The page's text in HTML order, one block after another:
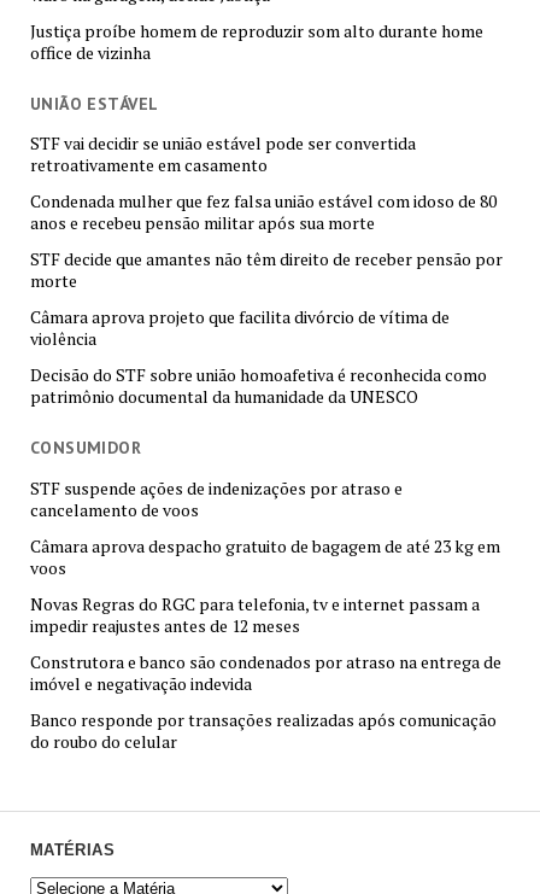
Justiça proíbe homem de reproduzir som alto durante home
office de vizinha
UNIÃO ESTÁVEL
STF vai decidir se união estável pode ser convertida
retroativamente em casamento
Condenada mulher que fez falsa união estável com idoso de 80
anos e recebeu pensão militar após sua morte
STF decide que amantes não têm direito de receber pensão por
morte
Câmara aprova projeto que facilita divórcio de vítima de
violência
Decisão do STF sobre união homoafetiva é reconhecida como
patrimônio documental da humanidade da UNESCO
CONSUMIDOR
STF suspende ações de indenizações por atraso e
cancelamento de voos
Câmara aprova despacho gratuito de bagagem de até 23 kg em
voos
Novas Regras do RGC para telefonia, tv e internet passam a
impedir reajustes antes de 12 meses
Construtora e banco são condenados por atraso na entrega de
imóvel e negativação indevida
Banco responde por transações realizadas após comunicação
do roubo do celular
MATÉRIAS